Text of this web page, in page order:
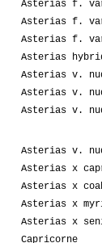
Asterias f.
Asterias f.
Asterias f.
Asterias
Asterias v.
Asterias v.
Asterias v.
Asterias v.
Asterias x
Asterias x
Asterias x
Asterias x
Capricorne